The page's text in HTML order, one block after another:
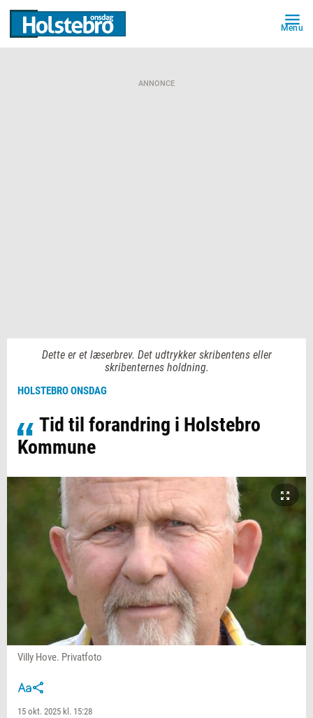
Menu
ANNONCE
Dette er et læserbrev. Det udtrykker skribentens eller
skribenternes holdning.
HOLSTEBRO ONSDAG
Tid til forandring i Holstebro
Kommune
Villy Hove. Privatfoto
15 okt. 2025 kl. 15:28